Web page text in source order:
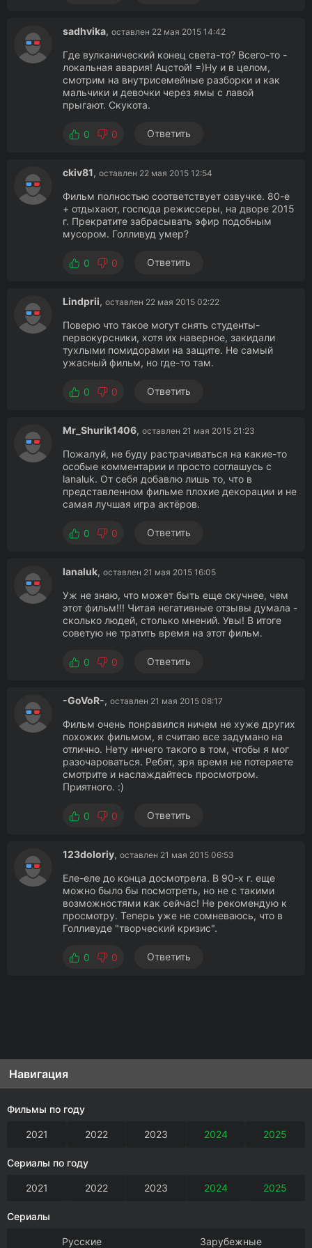
sadhvika, оставлен 22 мая 2015 14:42
Где вулканический конец света-то? Всего-то -
локальная авария! Ацстой! =)Ну и в целом,
смотрим на внутрисемейные разборки и как
мальчики и девочки через ямы с лавой
прыгают. Скукота.
0 0 Ответить
ckiv81, оставлен 22 мая 2015 12:54
Фильм полностью соответствует озвучке. 80-е
+ отдыхают, господа режиссеры, на дворе 2015
г. Прекратите забрасывать эфир подобным
мусором. Голливуд умер?
0 0 Ответить
Lindprii, оставлен 22 мая 2015 02:22
Поверю что такое могут снять студенты-
первокурсники, хотя их наверное, закидали
тухлыми помидорами на защите. Не самый
ужасный фильм, но где-то там.
0 0 Ответить
Mr_Shurik1406, оставлен 21 мая 2015 21:23
Пожалуй, не буду растрачиваться на какие-то
особые комментарии и просто соглашусь с
lanaluk. От себя добавлю лишь то, что в
представленном фильме плохие декорации и не
самая лучшая игра актёров.
0 0 Ответить
lanaluk, оставлен 21 мая 2015 16:05
Уж не знаю, что может быть еще скучнее, чем
этот фильм!!! Читая негативные отзывы думала -
сколько людей, столько мнений. Увы! В итоге
советую не тратить время на этот фильм.
0 0 Ответить
-GoVoR-, оставлен 21 мая 2015 08:17
Фильм очень понравился ничем не хуже других
похожих фильмом, я считаю все задумано на
отлично. Нету ничего такого в том, чтобы я мог
разочароваться. Ребят, зря время не потеряете
смотрите и наслаждайтесь просмотром.
Приятного. :)
0 0 Ответить
123doloriy, оставлен 21 мая 2015 06:53
Еле-еле до конца досмотрела. В 90-х г. еще
можно было бы посмотреть, но не с такими
возможностями как сейчас! Не рекомендую к
просмотру. Теперь уже не сомневаюсь, что в
Голливуде "творческий кризис".
0 0 Ответить
Навигация
Фильмы по году
2021 2022 2023 2024 2025
Сериалы по году
2021 2022 2023 2024 2025
Сериалы
Русские Зарубежные